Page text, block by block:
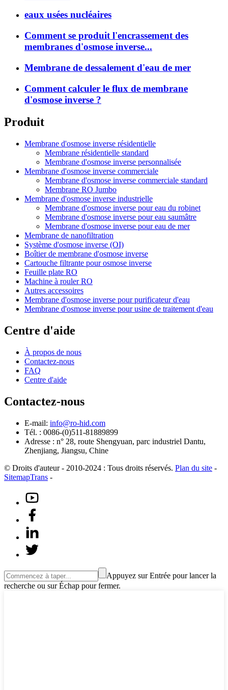
eaux usées nucléaires
Comment se produit l'encrassement des
membranes d'osmose inverse...
Membrane de dessalement d'eau de mer
Comment calculer le flux de membrane
d'osmose inverse ?
Produit
Membrane d'osmose inverse résidentielle
Membrane résidentielle standard
Membrane d'osmose inverse personnalisée
Membrane d'osmose inverse commerciale
Membrane d'osmose inverse commerciale standard
Membrane RO Jumbo
Membrane d'osmose inverse industrielle
Membrane d'osmose inverse pour eau du robinet
Membrane d'osmose inverse pour eau saumâtre
Membrane d'osmose inverse pour eau de mer
Membrane de nanofiltration
Système d'osmose inverse (OI)
Boîtier de membrane d'osmose inverse
Cartouche filtrante pour osmose inverse
Feuille plate RO
Machine à rouler RO
Autres accessoires
Membrane d'osmose inverse pour purificateur d'eau
Membrane d'osmose inverse pour usine de traitement d'eau
Centre d'aide
À propos de nous
Contactez-nous
FAQ
Centre d'aide
Contactez-nous
E-mail: info@ro-hid.com
Tél. : 0086-(0)511-81889899
Adresse : n° 28, route Shengyuan, parc industriel Dantu,
Zhenjiang, Jiangsu, Chine
© Droits d'auteur - 2010-2024 : Tous droits réservés. Plan du site -
SitemapTrans -
Appuyez sur Entrée pour lancer la
recherche ou sur Échap pour fermer.